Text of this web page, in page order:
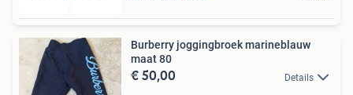
Burberry joggingbroek marineblauw
maat 80
€ 50,00 Details